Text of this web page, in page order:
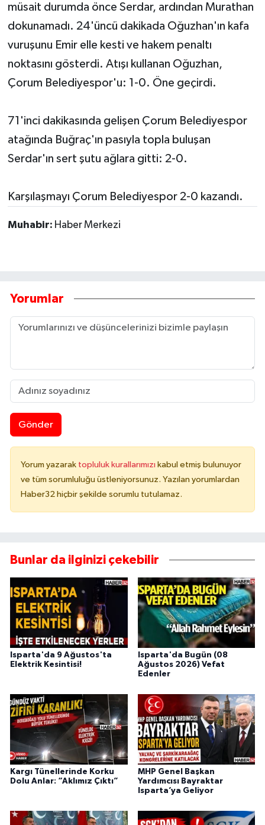
müsait durumda önce Serdar, ardından Murathan
dokunamadı. 24'üncü dakikada Oğuzhan'ın kafa
vuruşunu Emir elle kesti ve hakem penaltı
noktasını gösterdi. Atışı kullanan Oğuzhan,
Çorum Belediyespor'u: 1-0. Öne geçirdi.
71'inci dakikasında gelişen Çorum Belediyespor
atağında Buğraç'ın pasıyla topla buluşan
Serdar'ın sert şutu ağlara gitti: 2-0.
Karşılaşmayı Çorum Belediyespor 2-0 kazandı.
Muhabir: Haber Merkezi
Yorumlar
Gönder
Yorum yazarak topluluk kurallarımızı kabul etmiş bulunuyor
ve tüm sorumluluğu üstleniyorsunuz. Yazılan yorumlardan
Haber32 hiçbir şekilde sorumlu tutulamaz.
Bunlar da ilginizi çekebilir
Isparta'da 9 Ağustos'ta
Elektrik Kesintisi!
Isparta'da Bugün (08
Ağustos 2026) Vefat
Edenler
Kargı Tünellerinde Korku
Dolu Anlar: “Aklımız Çıktı”
MHP Genel Başkan
Yardımcısı Bayraktar
Isparta’ya Geliyor